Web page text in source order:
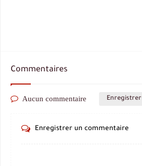
Commentaires
Aucun commentaire
Enregistrer un commentaire